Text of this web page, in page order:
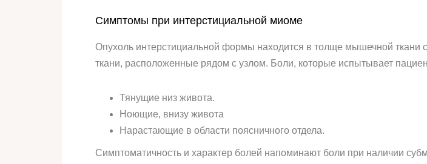
Симптомы при интерстициальной миоме
Опухоль интерстициальной формы находится в толще мышечной ткани
ткани, расположенные рядом с узлом. Боли, которые испытывает
Тянущие низ живота.
Ноющие, внизу живота
Нарастающие в области поясничного отдела.
Симптоматичность и характер болей напоминают боли при наличии